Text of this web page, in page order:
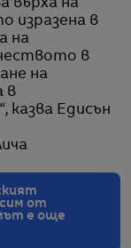
върха на
изразена в
на
в
на
в
казва Едисън
от
е още